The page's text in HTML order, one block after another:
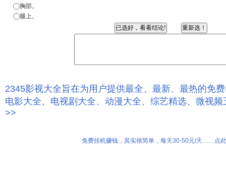
胸部。
腿上。
2345影视大全旨在为用户提供最全、最新、最热的免
电影大全、电视剧大全、动漫大全、综艺精选、微视
>>
免费挂机赚钱，其实很简单，每天30-50元/天……点